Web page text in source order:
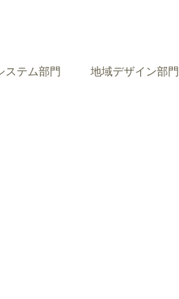
ステム部門 地域デザイン部門